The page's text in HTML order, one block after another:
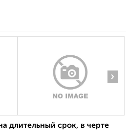
›
длительный срок, в черте